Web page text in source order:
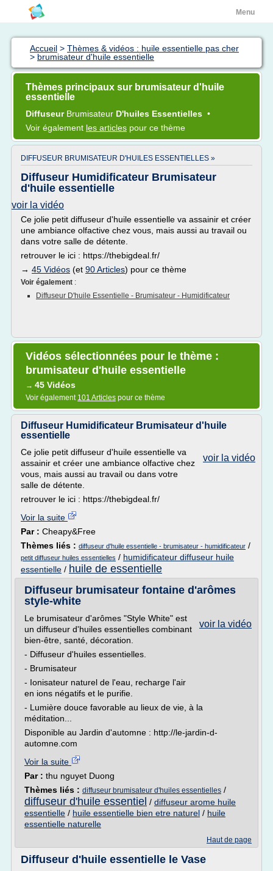
Menu
Accueil > Thèmes & vidéos : huile essentielle pas cher
> brumisateur d'huile essentielle
Thèmes principaux sur brumisateur d'huile
essentielle
Diffuseur Brumisateur D'huiles Essentielles •
Voir également les articles pour ce thème
DIFFUSEUR BRUMISATEUR D'HUILES ESSENTIELLES »
Diffuseur Humidificateur Brumisateur
d'huile essentielle
voir la vidéo
Ce jolie petit diffuseur d'huile essentielle va assainir et créer
une ambiance olfactive chez vous, mais aussi au travail ou
dans votre salle de détente.
retrouver le ici : https://thebigdeal.fr/
→ 45 Vidéos (et 90 Articles) pour ce thème
Voir également :
Diffuseur D'huile Essentielle - Brumisateur - Humidificateur
Vidéos sélectionnées pour le thème :
brumisateur d'huile essentielle
→ 45 Vidéos
Voir également 101 Articles pour ce thème
Diffuseur Humidificateur Brumisateur d'huile
essentielle
voir la vidéo
Ce jolie petit diffuseur d'huile essentielle va
assainir et créer une ambiance olfactive chez
vous, mais aussi au travail ou dans votre
salle de détente.
retrouver le ici : https://thebigdeal.fr/
Voir la suite
Par : Cheapy&Free
Thèmes liés : diffuseur d'huile essentielle - brumisateur - humidificateur /
petit diffuseur huiles essentielles / humidificateur diffuseur huile
essentielle / huile de essentielle
Diffuseur brumisateur fontaine d'arômes
style-white
voir la vidéo
Le brumisateur d'arômes "Style White" est
un diffuseur d'huiles essentielles combinant
bien-être, santé, décoration.
- Diffuseur d'huiles essentielles.
- Brumisateur
- Ionisateur naturel de l'eau, recharge l'air
en ions négatifs et le purifie.
- Lumière douce favorable au lieux de vie, à la
méditation...
Disponible au Jardin d'automne : http://le-jardin-d-
automne.com
Voir la suite
Par : thu nguyet Duong
Thèmes liés : diffuseur brumisateur d'huiles essentielles /
diffuseur d'huile essentiel / diffuseur arome huile
essentielle / huile essentielle bien etre naturel / huile
essentielle naturelle
Haut de page
Diffuseur d'huile essentielle le Vase